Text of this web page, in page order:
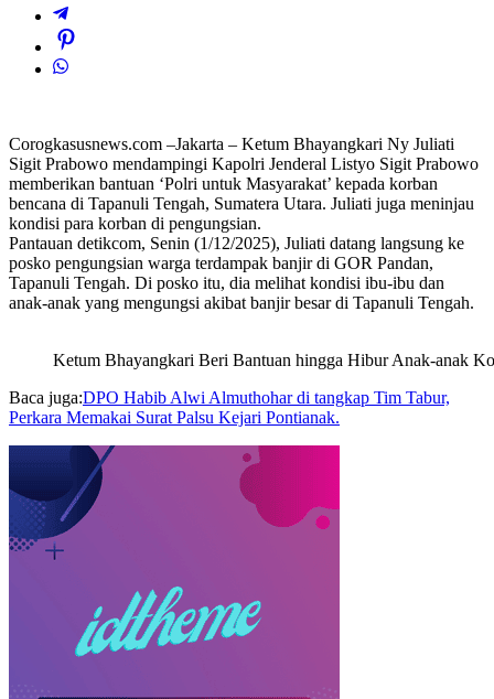
Corogkasusnews.com –Jakarta – Ketum Bhayangkari Ny Juliati
Sigit Prabowo mendampingi Kapolri Jenderal Listyo Sigit Prabowo
memberikan bantuan ‘Polri untuk Masyarakat’ kepada korban
bencana di Tapanuli Tengah, Sumatera Utara. Juliati juga meninjau
kondisi para korban di pengungsian.
Pantauan detikcom, Senin (1/12/2025), Juliati datang langsung ke
posko pengungsian warga terdampak banjir di GOR Pandan,
Tapanuli Tengah. Di posko itu, dia melihat kondisi ibu-ibu dan
anak-anak yang mengungsi akibat banjir besar di Tapanuli Tengah.
Ketum Bhayangkari Beri Bantuan hingga Hibur Anak-anak
Baca juga:DPO Habib Alwi Almuthohar di tangkap Tim Tabur,
Perkara Memakai Surat Palsu Kejari Pontianak.